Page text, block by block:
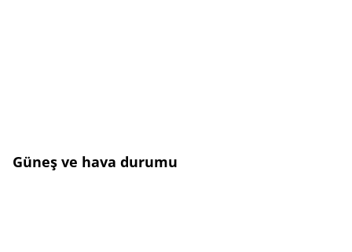
Güneş ve hava durumu